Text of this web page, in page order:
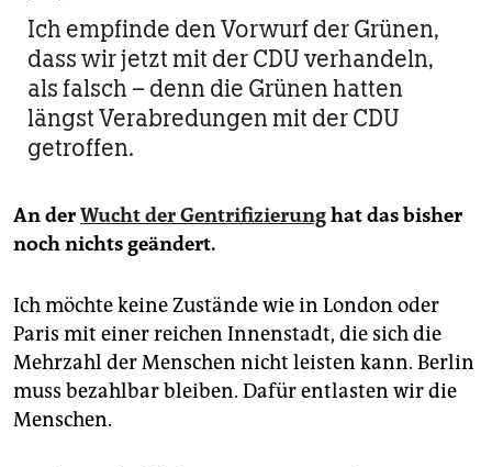
Ich empfinde den Vorwurf der Grünen,
dass wir jetzt mit der CDU verhandeln,
als falsch – denn die Grünen hatten
längst Verabredungen mit der CDU
getroffen.
An derWucht der Gentrifizierunghat das bisher
noch nichts geändert.
Ich möchte keine Zustände wie in London oder
Paris mit einer reichen Innenstadt, die sich die
Mehrzahl der Menschen nicht leisten kann. Berlin
muss bezahlbar bleiben. Dafür entlasten wir die
Menschen.